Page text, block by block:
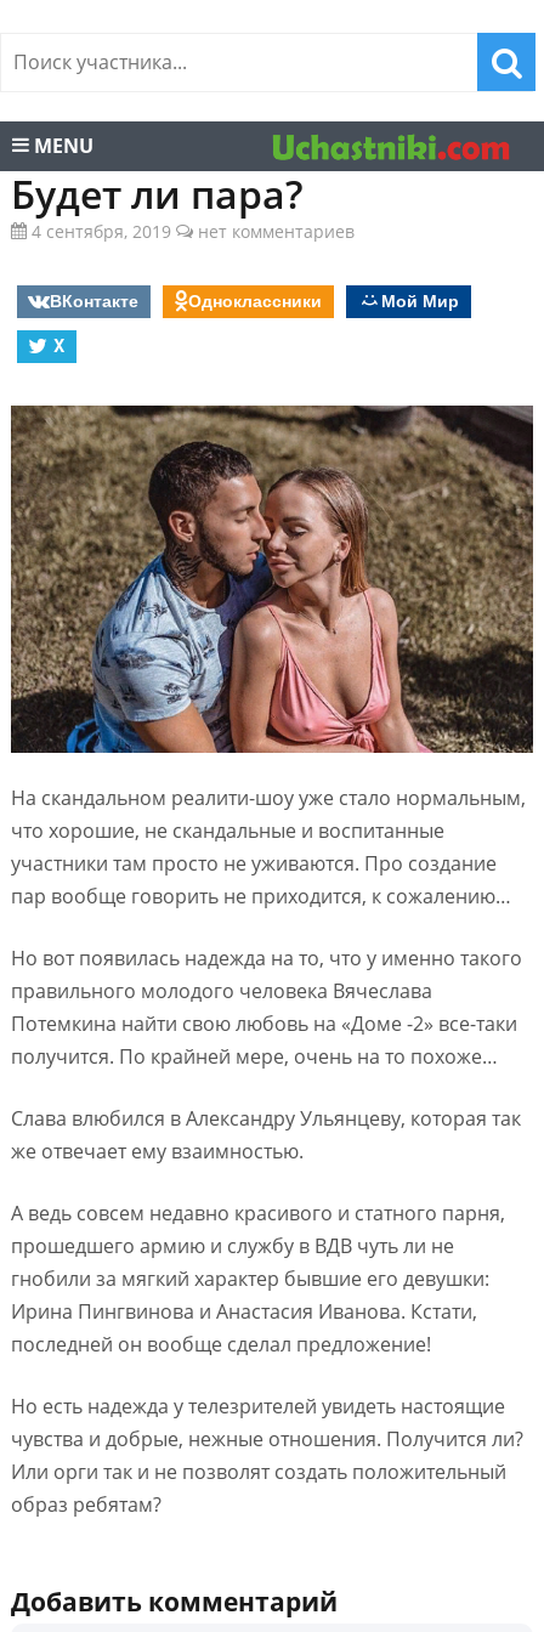
MENU
Будет ли пара?
4 сентября, 2019 нет комментариев
ВКонтакте Одноклассники
Мой Мир
X
На скандальном реалити-шоу уже стало нормальным,
что хорошие, не скандальные и воспитанные
участники там просто не уживаются. Про создание
пар вообще говорить не приходится, к сожалению…
Но вот появилась надежда на то, что у именно такого
правильного молодого человека Вячеслава
Потемкина найти свою любовь на «Доме -2» все-таки
получится. По крайней мере, очень на то похоже…
Слава влюбился в Александру Ульянцеву, которая так
же отвечает ему взаимностью.
А ведь совсем недавно красивого и статного парня,
прошедшего армию и службу в ВДВ чуть ли не
гнобили за мягкий характер бывшие его девушки:
Ирина Пингвинова и Анастасия Иванова. Кстати,
последней он вообще сделал предложение!
Но есть надежда у телезрителей увидеть настоящие
чувства и добрые, нежные отношения. Получится ли?
Или орги так и не позволят создать положительный
образ ребятам?
Добавить комментарий